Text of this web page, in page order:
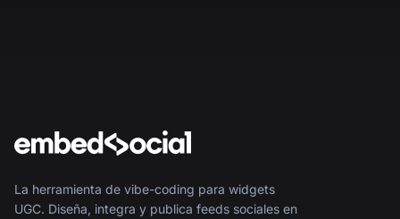
La herramienta de vibe-coding para widgets
UGC. Diseña, integra y publica feeds sociales en